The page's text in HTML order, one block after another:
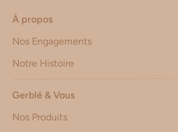
À propos
Nos Engagements
Notre Histoire
Gerblé & Vous
Nos Produits